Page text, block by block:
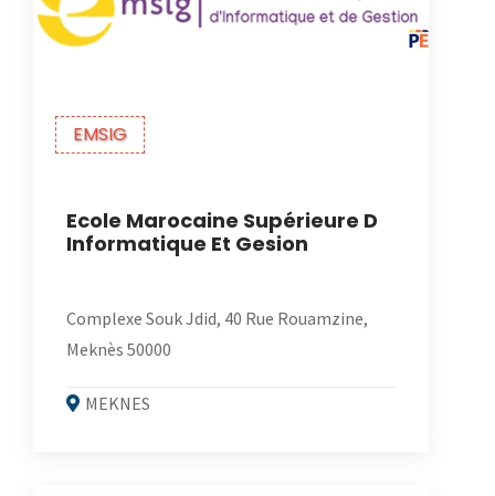
EMSIG
Ecole Marocaine Supérieure D
Informatique Et Gesion
Complexe Souk Jdid, 40 Rue Rouamzine,
Meknès 50000
MEKNES